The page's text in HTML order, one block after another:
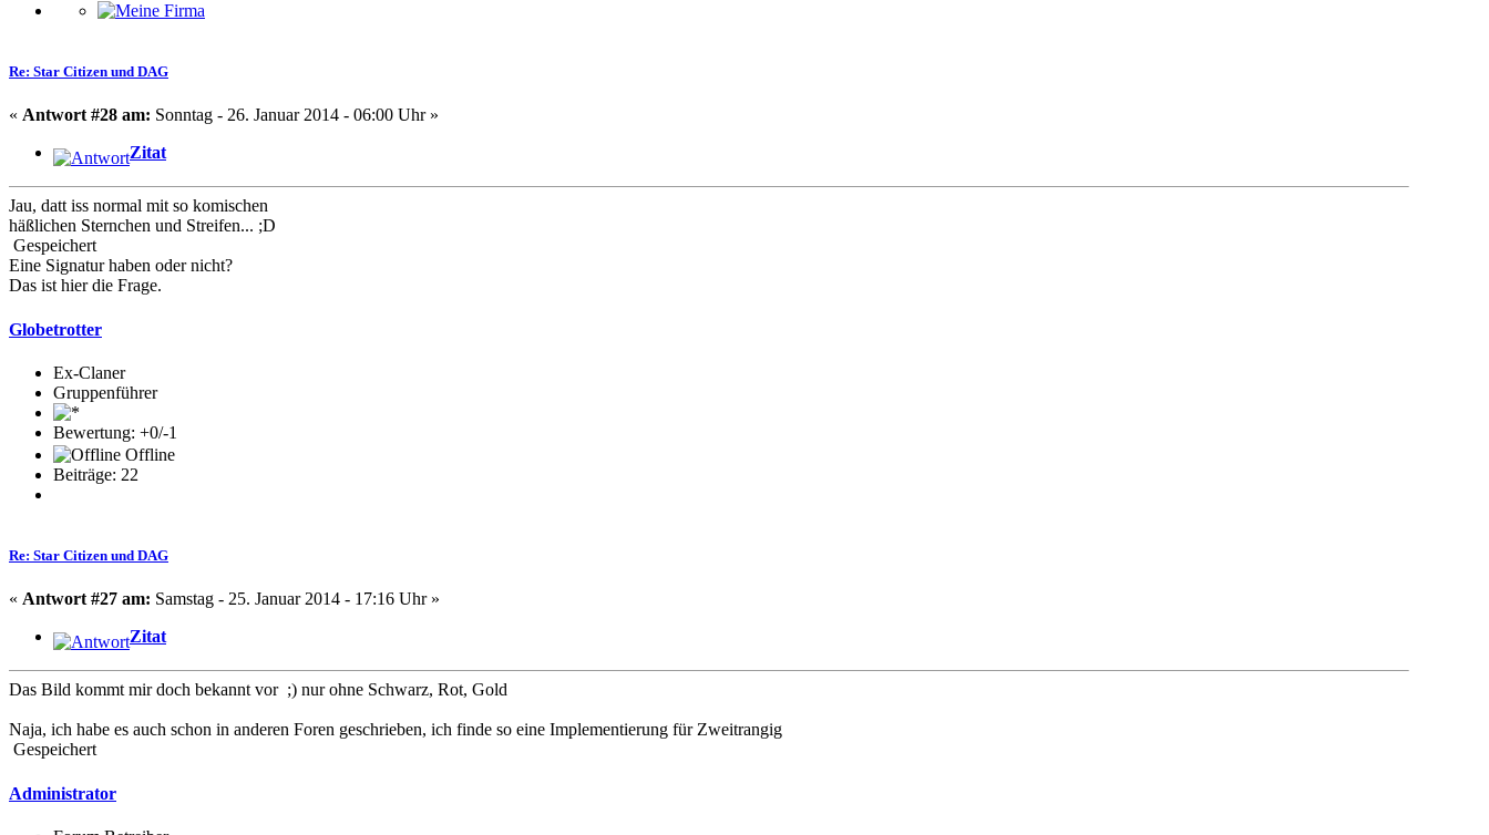
Re: Star Citizen und DAG
« Antwort #28 am: Sonntag - 26. Januar 2014 - 06:00 Uhr »
Zitat
Jau, datt iss normal mit so komischen
häßlichen Sternchen und Streifen... ;D
Gespeichert
Eine Signatur haben oder nicht?
Das ist hier die Frage.
Globetrotter
Ex-Claner
Gruppenführer
Bewertung: +0/-1
Offline
Beiträge: 22
Re: Star Citizen und DAG
« Antwort #27 am: Samstag - 25. Januar 2014 - 17:16 Uhr »
Zitat
Das Bild kommt mir doch bekannt vor ;) nur ohne Schwarz, Rot, Gold
Naja, ich habe es auch schon in anderen Foren geschrieben, ich finde so eine Implementierung für Zweitrangig
Gespeichert
Administrator